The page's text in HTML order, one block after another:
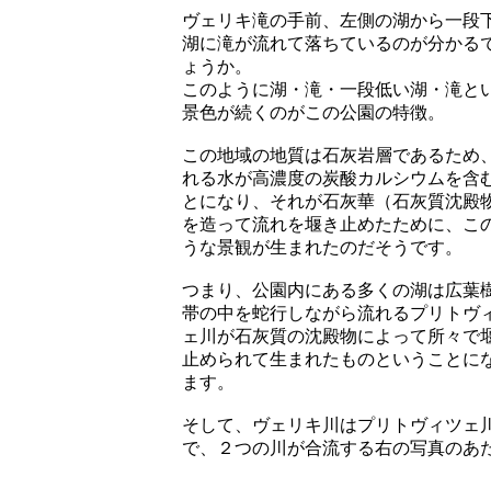
ヴェリキ滝の手前、左側の湖から一段
湖に滝が流れて落ちているのが分かる
ょうか。
このように湖・滝・一段低い湖・滝と
景色が続くのがこの公園の特徴。
この地域の地質は石灰岩層であるため
れる水が高濃度の炭酸カルシウムを含
とになり、それが石灰華（石灰質沈殿
を造って流れを堰き止めたために、こ
うな景観が生まれたのだそうです。
つまり、公園内にある多くの湖は広葉
帯の中を蛇行しながら流れるプリトヴ
ェ川が石灰質の沈殿物によって所々で
止められて生まれたものということに
ます。
そして、ヴェリキ川はプリトヴィツェ
で、２つの川が合流する右の写真のあ